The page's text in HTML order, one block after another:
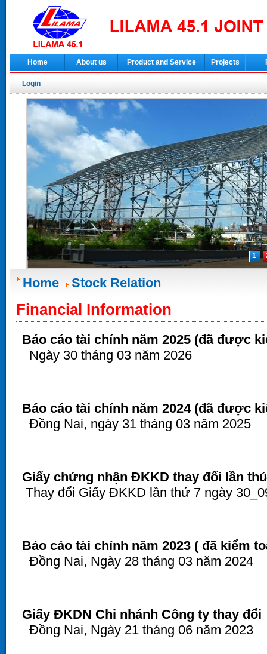
Home About us Product and Service Projects
Login
1
Home Stock Relation
Financial Information
Báo cáo tài chính năm 2025 (đã được
Ngày 30 tháng 03 năm 2026
Báo cáo tài chính năm 2024 (đã được
Đồng Nai, ngày 31 tháng 03 năm 2025
Giấy chứng nhận ĐKKD thay đổi lần
Thay đổi Giấy ĐKKD lần thứ 7 ngày
Báo cáo tài chính năm 2023 ( đã kiểm
Đồng Nai, Ngày 28 tháng 03 năm 2024
Giấy ĐKDN Chi nhánh Công ty thay đổi
Đồng Nai, Ngày 21 tháng 06 năm 2023